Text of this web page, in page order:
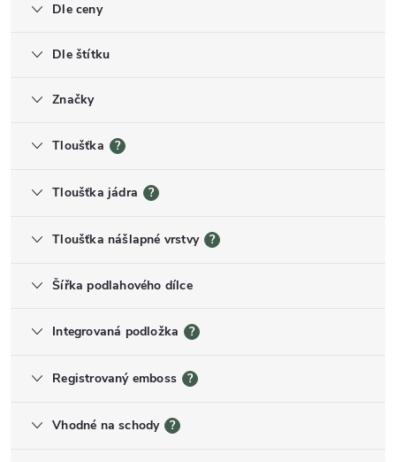
Dle ceny
Dle štítku
Značky
Tloušťka ?
Tloušťka jádra ?
Tloušťka nášlapné vrstvy ?
Šířka podlahového dílce
Integrovaná podložka ?
Registrovaný emboss ?
Vhodné na schody ?